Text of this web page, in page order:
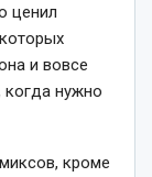
ценил
и вовсе
когда нужно
кроме